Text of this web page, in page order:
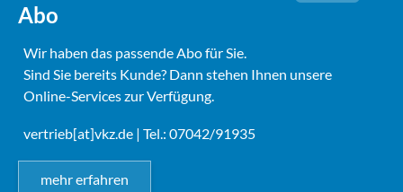
Abo
Wir haben das passende Abo für Sie.
Sind Sie bereits Kunde? Dann stehen Ihnen unsere
Online-Services zur Verfügung.
vertrieb[at]vkz.de | Tel.: 07042/91935
mehr erfahren